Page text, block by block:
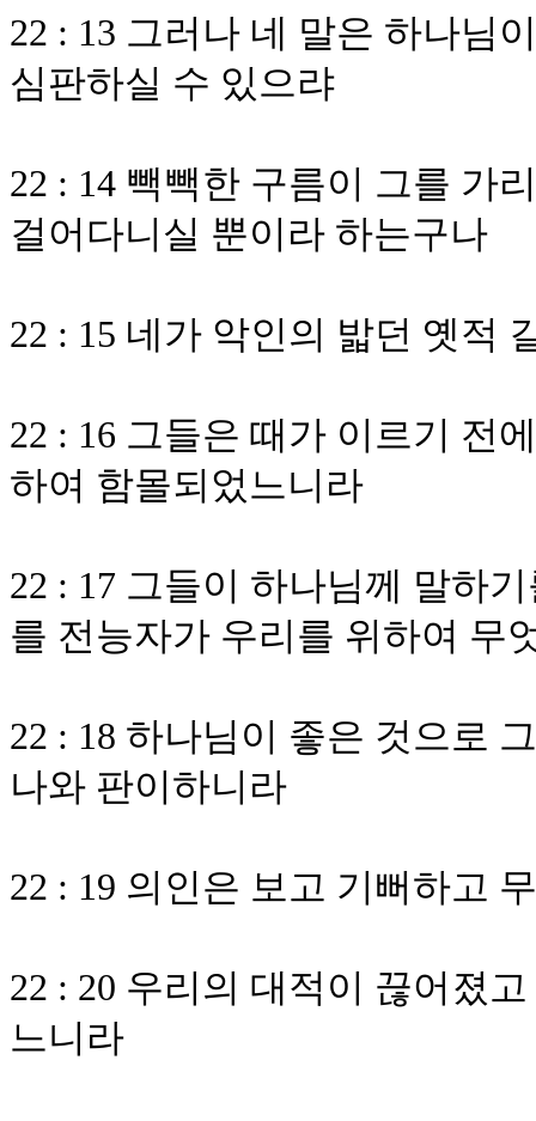
22 : 13 그러나 네 말은 하나님
심판하실 수 있으랴
22 : 14 빽빽한 구름이 그를 가
걸어다니실 뿐이라 하는구나
22 : 15 네가 악인의 밟던 옛적
22 : 16 그들은 때가 이르기 전
하여 함몰되었느니라
22 : 17 그들이 하나님께 말하
를 전능자가 우리를 위하여 무
22 : 18 하나님이 좋은 것으로
나와 판이하니라
22 : 19 의인은 보고 기뻐하고
22 : 20 우리의 대적이 끊어졌
느니라